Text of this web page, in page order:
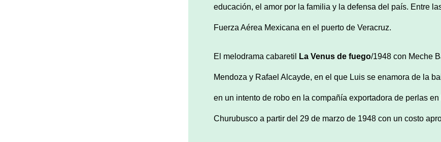
educación, el amor por la familia y la defensa del país. Entre
Fuerza Aérea Mexicana en el puerto de Veracruz.
El melodrama cabaretil La Venus de fuego/1948 con Meche
Mendoza y Rafael Alcayde, en el que Luis se enamora de la
en un intento de robo en la compañía exportadora de perlas
Churubusco a partir del 29 de marzo de 1948 con un costo